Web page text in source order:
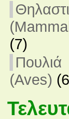
(7)
Πουλιά
(Aves)